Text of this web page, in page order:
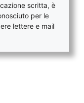
scritta, è
per le
lettere e mail